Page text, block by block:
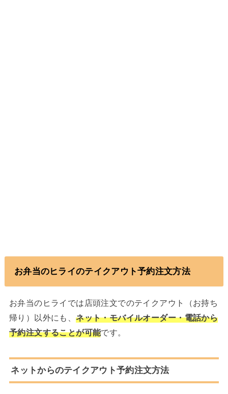
お弁当のヒライのテイクアウト予約注文方法
お弁当のヒライでは店頭注文でのテイクアウト（お持ち
帰り）以外にも、ネット・モバイルオーダー・電話から
予約注文することが可能です。
ネットからのテイクアウト予約注文方法